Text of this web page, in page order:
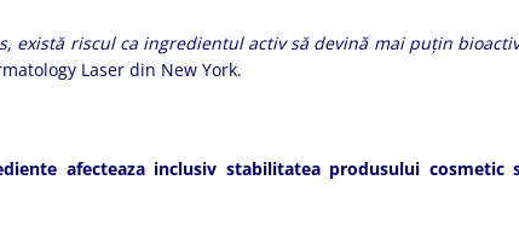
riscul ca ingredientul activ să devină mai puțin
Laser din New York.
afecteaza inclusiv stabilitatea produsului cosmetic